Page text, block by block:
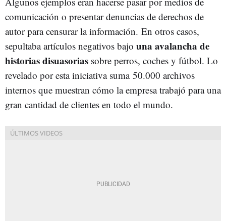
comunicación o presentar denuncias de derechos de
autor para censurar la información. En otros casos,
sepultaba artículos negativos bajo una avalancha de
historias disuasorias sobre perros, coches y fútbol. Lo
revelado por esta iniciativa suma 50.000 archivos
internos que muestran cómo la empresa trabajó para una
gran cantidad de clientes en todo el mundo.